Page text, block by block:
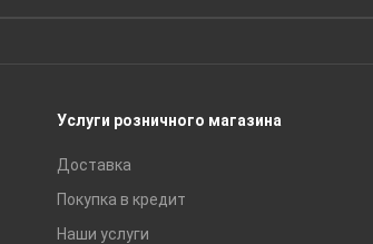
Услуги розничного магазина
Доставка
Покупка в кредит
Наши услуги